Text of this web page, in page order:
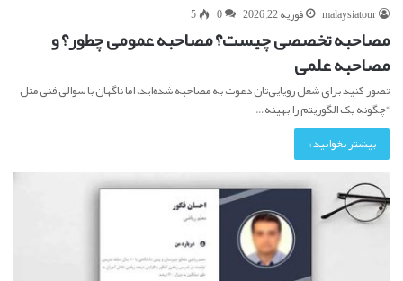
malaysiatour فوریه 22, 2026 0
5
مصاحبه تخصصی چیست؟ مصاحبه عمومی چطور؟ و
مصاحبه علمی
تصور کنید برای شغل رویایی‌تان دعوت به مصاحبه شده‌اید، اما ناگهان با سوالی فنی مثل
“چگونه یک الگوریتم را بهینه…
بیشتر بخوانید »